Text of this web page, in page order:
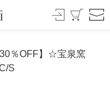
30％OFF】☆宝泉窯
S